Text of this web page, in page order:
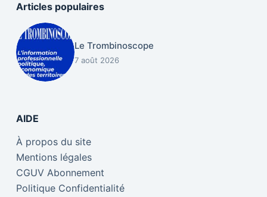
Articles populaires
Le Trombinoscope
7 août 2026
AIDE
À propos du site
Mentions légales
CGUV Abonnement
Politique Confidentialité